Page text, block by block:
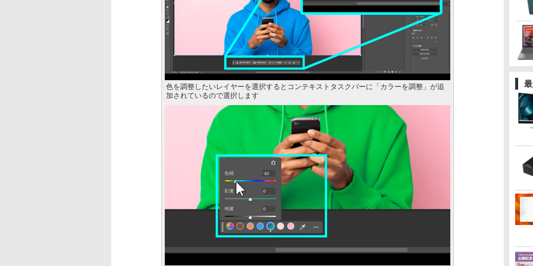
色を調整したいレイヤーを選択するとコンテキストタスクバーに「カラーを調整」が追
加されているので選択します